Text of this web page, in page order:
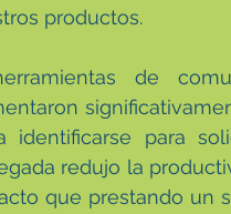
productos.
de
para
redujo la
que prestando un